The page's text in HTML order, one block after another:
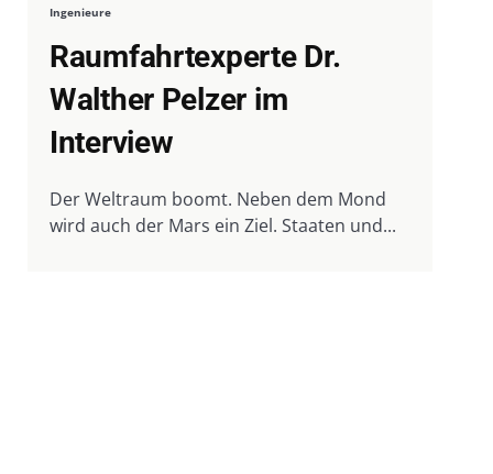
Ingenieure
Raumfahrtexperte Dr.
Walther Pelzer im
Interview
Der Weltraum boomt. Neben dem Mond
wird auch der Mars ein Ziel. Staaten und...